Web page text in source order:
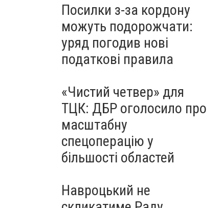
Посилки з-за кордону
можуть подорожчати:
уряд погодив нові
податкові правила
«Чистий четвер» для
ТЦК: ДБР оголосило про
масштабну
спецоперацію у
більшості областей
Навроцький не